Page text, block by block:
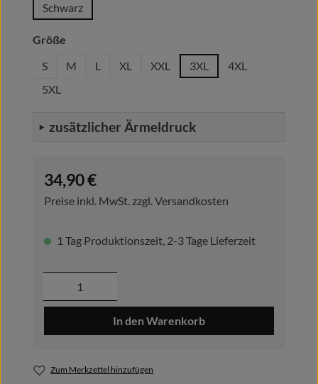
Schwarz
Größe
S
M L XL XXL 3XL
4XL
5XL
zusätzlicher Ärmeldruck
Regulärer Preis:
34,90 €
Preise inkl. MwSt. zzgl. Versandkosten
1 Tag Produktionszeit, 2-3 Tage Lieferzeit
Produkt Anzahl: Gib den gewünschten
In den Warenkorb
Zum Merkzettel hinzufügen